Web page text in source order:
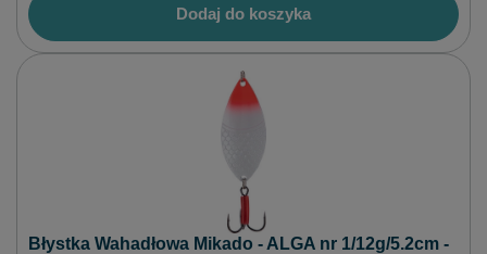
Dodaj do koszyka
Błystka Wahadłowa Mikado - ALGA nr 1/12g/5.2cm -